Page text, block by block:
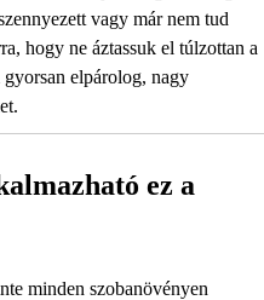
vagy már nem tud
hogy ne áztassuk el túlzottan a
elpárolog, nagy
ez a
minden szobanövényen